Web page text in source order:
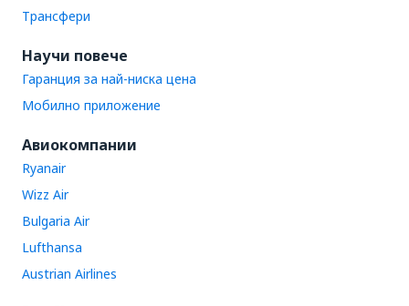
Трансфери
Научи повече
Гаранция за най-ниска цена
Мобилно приложение
Авиокомпании
Ryanair
Wizz Air
Bulgaria Air
Lufthansa
Austrian Airlines